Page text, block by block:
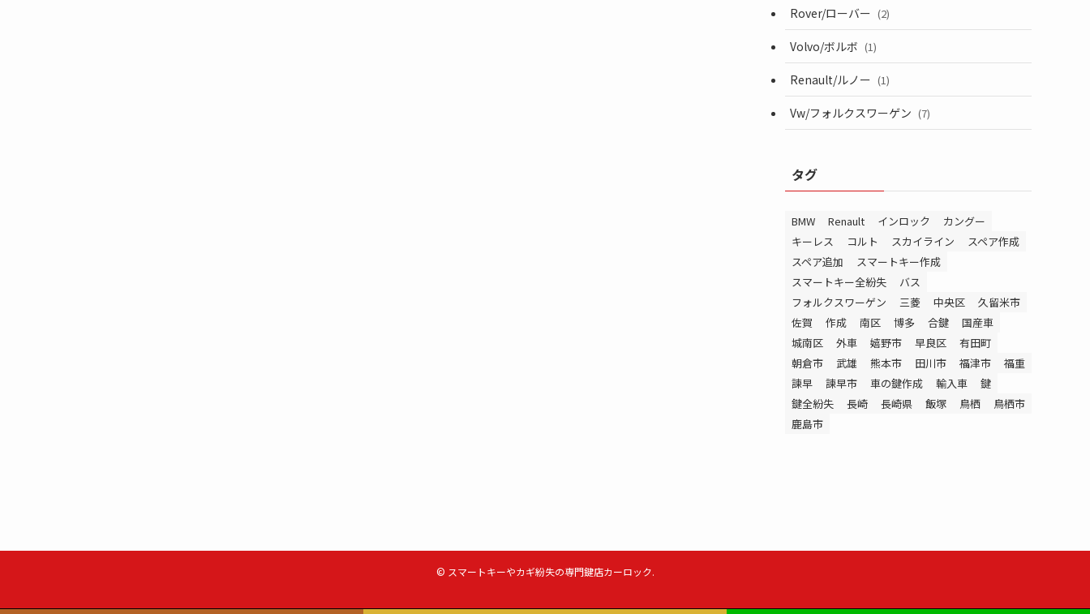
Rover/ローバー (2)
Volvo/ボルボ (1)
Renault/ルノー (1)
Vw/フォルクスワーゲン (7)
タグ
BMW Renault インロック
カングー
キーレス
コルト スカイライン
スペア作成
スペア追加
スマートキー作成
スマートキー全紛失
バス
フォルクスワーゲン
三菱 中央区
久留米市
佐賀
作成 南区 博多 合鍵
国産車
城南区
外車 嬉野市 早良区
有田町
朝倉市
武雄 熊本市 田川市 福津市
福重
諫早
諫早市 車の鍵作成 輸入車
鍵
鍵全紛失
長崎 長崎県 飯塚 鳥栖
鳥栖市
鹿島市
© スマートキーやカギ紛失の専門鍵店カーロック.